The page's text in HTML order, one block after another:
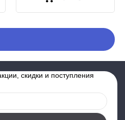
скидки и поступления